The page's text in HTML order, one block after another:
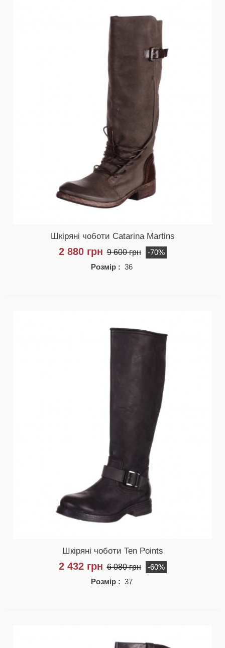
Шкіряні чоботи Catarina Martins
2 880 грн 9 600 грн
-70%
Розмір : 36
Шкіряні чоботи Ten Points
2 432 грн 6 080 грн
-60%
Розмір : 37